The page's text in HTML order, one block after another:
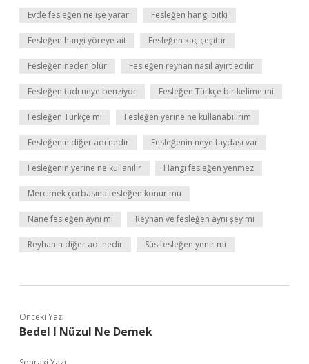
Evde fesleğen ne işe yarar Fesleğen hangi bitki
Fesleğen hangi yöreye ait Fesleğen kaç çeşittir
Fesleğen neden ölür Fesleğen reyhan nasıl ayırt edilir
Fesleğen tadı neye benziyor Fesleğen Türkçe bir kelime mi
Fesleğen Türkçe mi Fesleğen yerine ne kullanabilirim
Fesleğenin diğer adı nedir Fesleğenin neye faydası var
Fesleğenin yerine ne kullanılır Hangi fesleğen yenmez
Mercimek çorbasına fesleğen konur mu
Nane fesleğen aynı mı Reyhan ve fesleğen aynı şey mi
Reyhanın diğer adı nedir Süs fesleğen yenir mi
Önceki Yazı
Bedel I Nüzul Ne Demek